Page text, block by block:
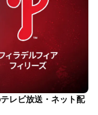
レビ放送・ネット配